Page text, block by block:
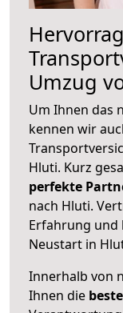
Umzug
Um Ihnen das
kennen wir
Hluti. Kurz
perfekte
nach Hluti.
Erfahrung und
Neustart in
Innerhalb von
Ihnen die